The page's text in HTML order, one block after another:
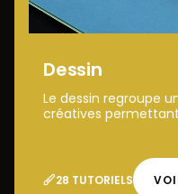
Dessin
Le dessin regroupe
créatives permettant
28 TUTORIELS